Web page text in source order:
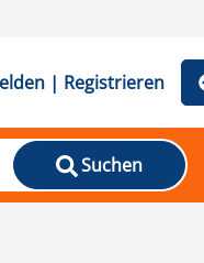
| Registrieren
Suchen